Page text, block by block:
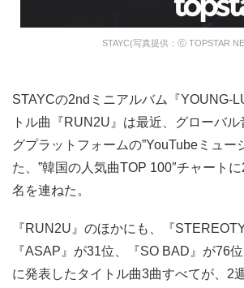
STAYC(写真提供：ⓒ TOPSTAR
STAYCの2ndミニアルバム『YOUNG-
トル曲『RUN2U』は最近、グローバ
グプラットフォームの”YouTubeミュー
た、”韓国の人気曲TOP 100″チャート
名を連ねた。
『RUN2U』のほかにも、『
『ASAP』が31位、『SO BAD』が76
に発表したタイトル曲3曲すべてが、2